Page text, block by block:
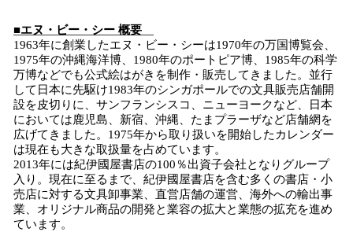
■エヌ・ビー・シー 概要
1963年に創業したエヌ・ビー・シーは1970年の万国博覧会、
1975年の沖縄海洋博、1980年のポートピア博、1985年の科学
万博などでも公式絵はがきを制作・販売してきました。並行
して日本に先駆け1983年のシンガポールでの文具販売店舗開
設を皮切りに、サンフランシスコ、ニューヨークなど、日本
においては鹿児島、新宿、沖縄、たまプラーザなど店舗網を
広げてきました。1975年から取り扱いを開始したカレンダー
は現在も大きな取扱量を占めています。
2013年には紀伊國屋書店の100％出資子会社となりグループ
入り。現在に至るまで、紀伊國屋書店を含む多くの書店・小
売店に対する文具卸事業、直営店舗の運営、海外への輸出事
業、オリジナル商品の開発と業容の拡大と業態の拡充を進め
ています。